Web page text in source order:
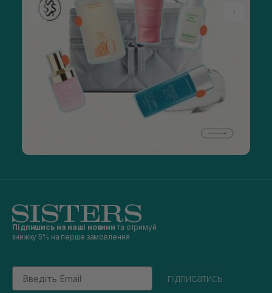
Підпишись на наші новини та отримуй
знижку 5% на перше замовлення
Email
підписатись